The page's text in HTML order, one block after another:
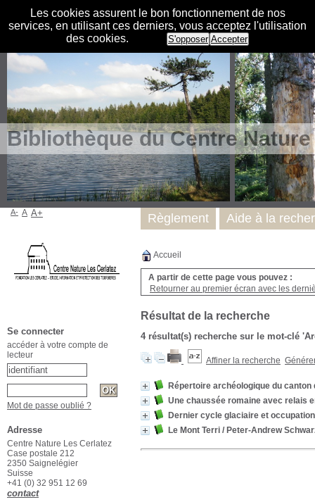
Les cookies assurent le bon fonctionnement de nos
services, en utilisant ces derniers, vous acceptez l'utilisation
des cookies.
S'opposer Accepter
Bibliothèque du Centre
Accueil
A partir de cette page vous pouvez :
Retourner au premier écran avec les
Résultat de la recherche
4 résultat(s) recherche sur le mot-clé
Affiner la recherche
Répertoire archéologique du canton
Une chaussée romaine avec relais
Dernier cycle glaciaire et
Le Mont Terri / Peter-Andrew
Règlement Aide à la
A- A A+
Se connecter
accéder à votre compte de
lecteur
Mot de passe oublié ?
Adresse
Centre Nature Les Cerlatez
Case postale 212
2350 Saignelégier
Suisse
+41 (0) 32 951 12 69
contact